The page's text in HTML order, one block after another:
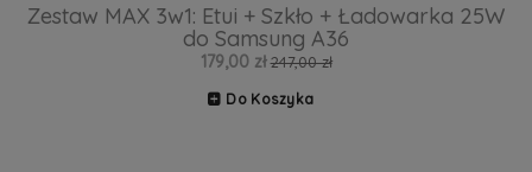
Zestaw MAX 3w1: Etui + Szkło + Ładowarka 25W
do Samsung A36
179,00 zł 247,00 zł
Do Koszyka